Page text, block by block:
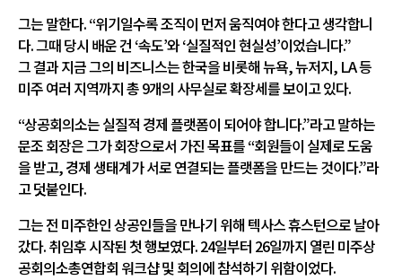
그는 말한다. “위기일수록 조직이 먼저 움직여야 한다고 생각합니
다. 그때 당시 배운 건 ‘속도’와 ‘실질적인 현실성’이었습니다.”
그 결과 지금 그의 비즈니스는 한국을 비롯해 뉴욕, 뉴저지, LA 등
미주 여러 지역까지 총 9개의 사무실로 확장세를 보이고 있다.
“상공회의소는 실질적 경제 플랫폼이 되어야 합니다.”라고 말하는
문조 회장은 그가 회장으로서 가진 목표를 “회원들이 실제로 도움
을 받고, 경제 생태계가 서로 연결되는 플랫폼을 만드는 것이다.”라
고 덧붙인다.
그는 전 미주한인 상공인들을 만나기 위해 텍사스 휴스턴으로 날아
갔다. 취임후 시작된 첫 행보였다. 24일부터 26일까지 열린 미주상
공회의소총연합회 워크샵 및 회의에 참석하기 위함이었다.